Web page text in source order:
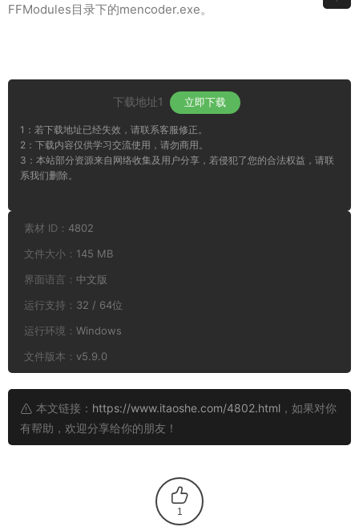
FFModules目录下的mencoder.exe。
下载地址1 立即下载
1：若下载地址已经失效，请联系客服修正。
2：下载内容仅供学习交流使用，请勿商用。
3：本站部分资源来自网络收集及用户分享，若侵犯了您的合法权益，请联
系我们删除。
素材 ID： 4802
文件大小： 145 MB
界面语言： 中文版
运行支持： 32 / 64位
运行环境： Windows
文件版本： v5.9.0
本文链接： https://www.itaoshe.com/4802.html ，如果对你
有帮助，欢迎分享给你的朋友！
1